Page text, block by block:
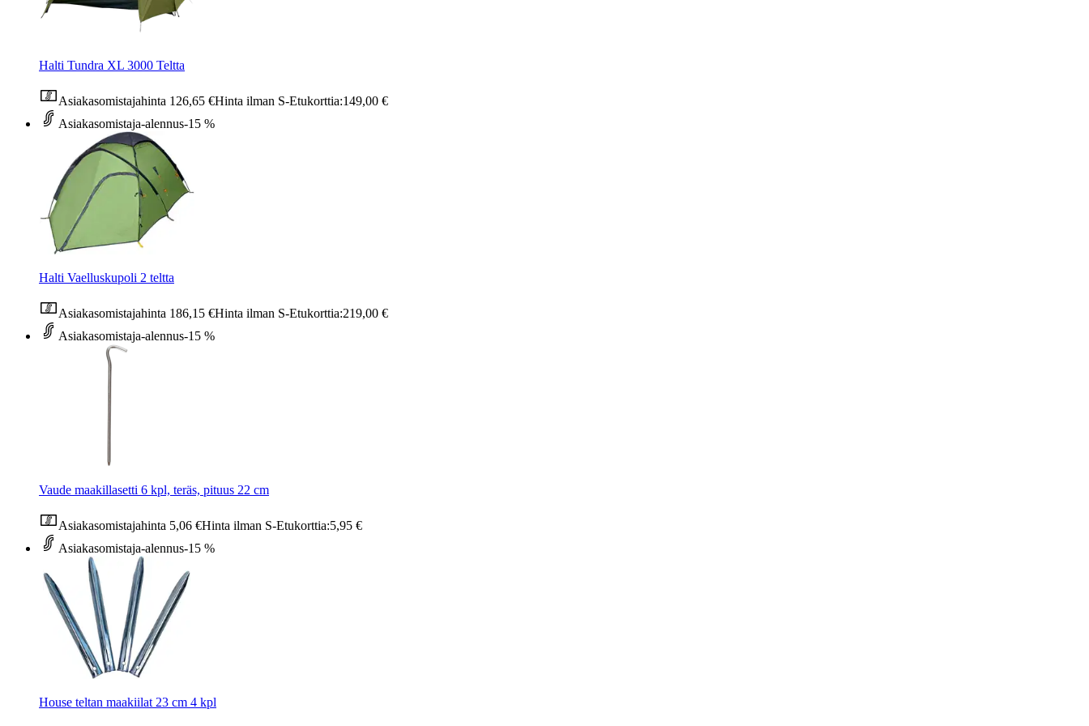
Halti Tundra XL 3000 Teltta
Asiakasomistajahinta 126,65 €Hinta ilman S-Etukorttia:149,00 €
Asiakasomistaja-alennus-15 %
Halti Vaelluskupoli 2 teltta
Asiakasomistajahinta 186,15 €Hinta ilman S-Etukorttia:219,00 €
Asiakasomistaja-alennus-15 %
Vaude maakillasetti 6 kpl, teräs, pituus 22 cm
Asiakasomistajahinta 5,06 €Hinta ilman S-Etukorttia:5,95 €
Asiakasomistaja-alennus-15 %
House teltan maakiilat 23 cm 4 kpl